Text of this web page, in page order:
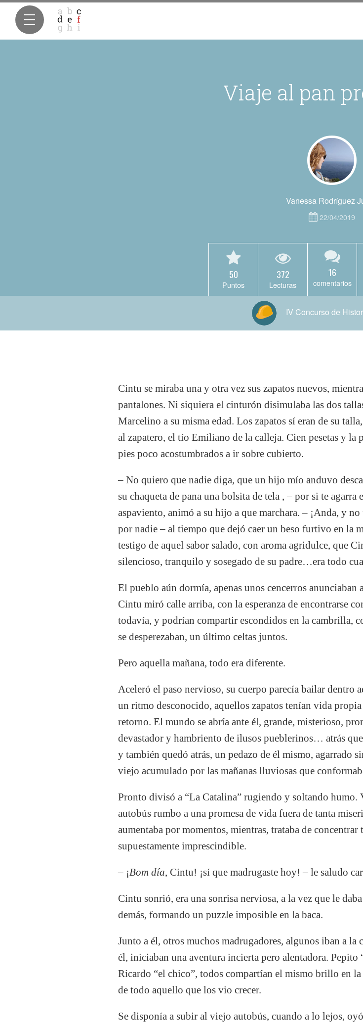
Viaje al pan
Vanessa Rodríguez
22/04/2019
50
Puntos
372
Lecturas
16
comentarios
IV Concurso de
Cintu se miraba una y otra vez sus zapatos nuevos,
pantalones. Ni siquiera el cinturón disimulaba las dos
Marcelino a su misma edad. Los zapatos sí eran de su
al zapatero, el tío Emiliano de la calleja. Cien pesetas y la
pies poco acostumbrados a ir sobre cubierto.
– No quiero que nadie diga, que un hijo mío anduvo
su chaqueta de pana una bolsita de tela , – por si te
aspaviento, animó a su hijo a que marchara. – ¡Anda, y
por nadie – al tiempo que dejó caer un beso furtivo en la
testigo de aquel sabor salado, con aroma agridulce, que
silencioso, tranquilo y sosegado de su padre…era todo
El pueblo aún dormía, apenas unos cencerros
Cintu miró calle arriba, con la esperanza de encontrarse
todavía, y podrían compartir escondidos en la cambrilla,
se desperezaban, un último celtas juntos.
Pero aquella mañana, todo era diferente.
Aceleró el paso nervioso, su cuerpo parecía bailar dentro
un ritmo desconocido, aquellos zapatos tenían vida
retorno. El mundo se abría ante él, grande, misterioso,
devastador y hambriento de ilusos pueblerinos… atrás
y también quedó atrás, un pedazo de él mismo, agarrado
viejo acumulado por las mañanas lluviosas que
Pronto divisó a “La Catalina” rugiendo y soltando humo.
autobús rumbo a una promesa de vida fuera de tanta
aumentaba por momentos, mientras, trataba de
supuestamente imprescindible.
– ¡Bom día, Cintu! ¡sí que madrugaste hoy! – le saludo
Cintu sonrió, era una sonrisa nerviosa, a la vez que le
demás, formando un puzzle imposible en la baca.
Junto a él, otros muchos madrugadores, algunos iban a la
él, iniciaban una aventura incierta pero alentadora. Pepito
Ricardo “el chico”, todos compartían el mismo brillo en
de todo aquello que los vio crecer.
Se disponía a subir al viejo autobús, cuando a lo lejos,